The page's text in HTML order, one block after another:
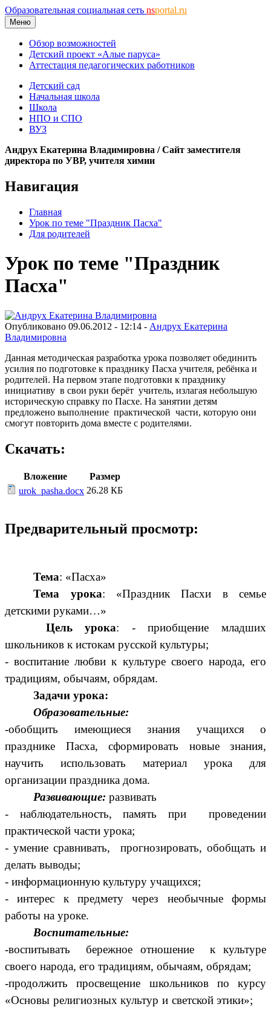
Образовательная социальная сеть nsportal.ru
Меню
Обзор возможностей
Детский проект «Алые паруса»
Аттестация педагогических работников
Детский сад
Начальная школа
Школа
НПО и СПО
ВУЗ
Андрух Екатерина Владимировна / Сайт заместителя
директора по УВР, учителя химии
Навигация
Главная
Урок по теме "Праздник Пасха"
Для родителей
Урок по теме "Праздник
Пасха"
Опубликовано 09.06.2012 - 12:14 - Андрух Екатерина
Владимировна
Данная методическая разработка урока позволяет обединить
усилия по подготовке к празднику Пасха учителя, ребёнка и
родителей. На первом этапе подготовки к празднику
инициативу в свои руки берёт учитель, излагая небольшую
историческую справку по Пасхе. На занятии детям
предложено выполнение практической части, которую они
смогут повторить дома вместе с родителями.
Скачать:
Вложение
Размер
urok_pasha.docx 26.28 КБ
Предварительный просмотр:
Тема: «Пасха»
Тема урока: «Праздник Пасхи в семье
детскими руками…»
Цель урока: - приобщение младших
школьников к истокам русской культуры;
- воспитание любви к культуре своего народа, его
традициям, обычаям, обрядам.
Задачи урока:
Образовательные:
-обобщить имеющиеся знания учащихся о
празднике Пасха, сформировать новые знания,
научить использовать материал урока для
организации праздника дома.
Развивающие: развивать
- наблюдательность, память при проведении
практической части урока;
- умение сравнивать, прогнозировать, обобщать и
делать выводы;
- информационную культуру учащихся;
- интерес к предмету через необычные формы
работы на уроке.
Воспитательные:
-воспитывать бережное отношение к культуре
своего народа, его традициям, обычаям, обрядам;
-продолжить просвещение школьников по курсу
«Основы религиозных культур и светской этики»;